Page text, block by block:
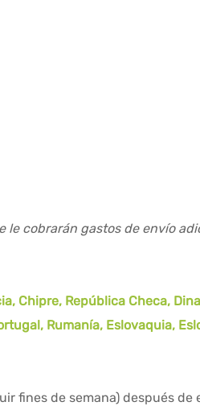
cobrarán gastos de envío
Chipre, República Checa,
Rumanía, Eslovaquia,
fines de semana) después